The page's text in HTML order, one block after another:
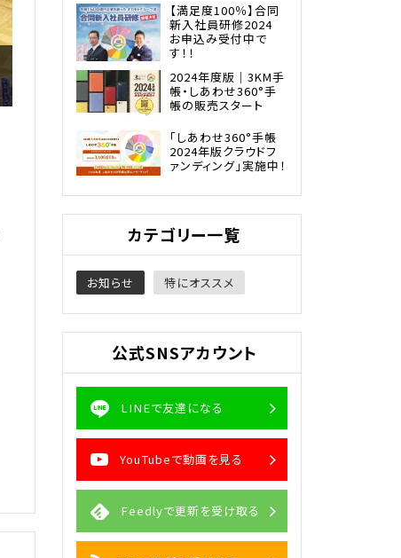
【満足度100％】合同
新入社員研修2024
お申込み受付中で
す！！
2024年度版｜3KM手
帳・しあわせ360°手
帳の販売スタート
「しあわせ360°手帳
2024年版クラウドフ
ァンディング」実施中！
カテゴリー一覧
お知らせ 特にオススメ
公式SNSアカウント
LINEで友達になる
YouTubeで動画を見る
Feedlyで更新を受け取る